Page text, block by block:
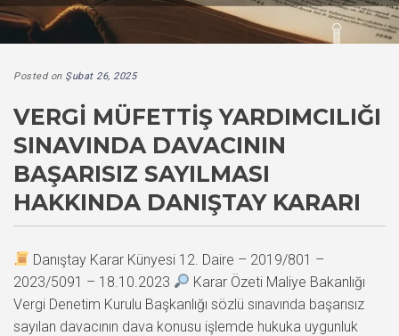
Posted on Şubat 26, 2025
VERGI MÜFETTIŞ YARDIMCILIĞI
SINAVINDA DAVACININ
BAŞARISIZ SAYILMASI
HAKKINDA DANIŞTAY KARARI
Danıştay Karar Künyesi 12. Daire – 2019/801 –
2023/5091 – 18.10.2023
Karar Özeti Maliye Bakanlığı
Vergi Denetim Kurulu Başkanlığı sözlü sınavında başarısız
sayılan davacının dava konusu işlemde hukuka uygunluk